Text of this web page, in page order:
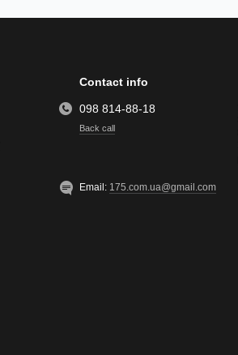
Contact info
098 814-88-18
Back call
Email: 175.com.ua@gmail.com